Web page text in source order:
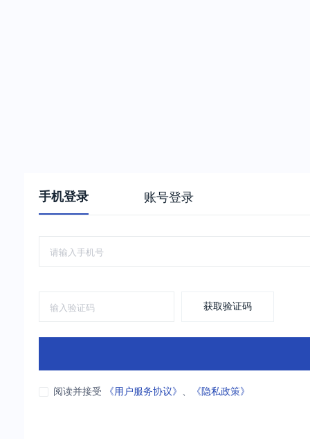
手机登录 账号登录
获取验证码
阅读并接受 《用户服务协议》 、 《隐私政策》